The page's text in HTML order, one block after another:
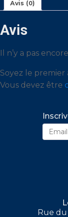
Avis (0)
Avis
Il n’y a pas encore
Soyez le premier
Vous devez être
Rue du